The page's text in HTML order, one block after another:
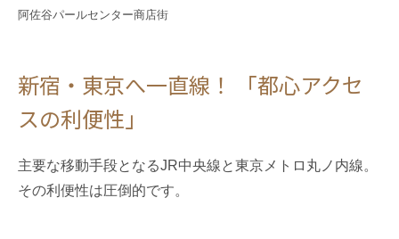
阿佐谷パールセンター商店街
新宿・東京へ一直線！ 「都心アクセ
スの利便性」
主要な移動手段となるJR中央線と東京メトロ丸ノ内線。
その利便性は圧倒的です。